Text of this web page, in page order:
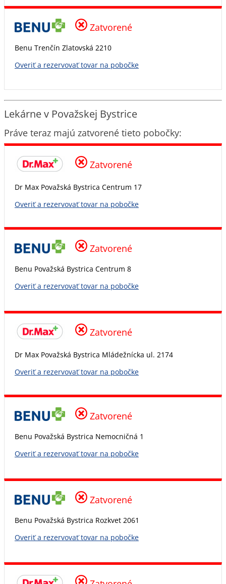
Zatvorené
Benu Trenčín Zlatovská 2210
Overiť a rezervovať tovar na pobočke
Lekárne v Považskej Bystrice
Práve teraz majú zatvorené tieto pobočky:
Zatvorené
Dr Max Považská Bystrica Centrum 17
Overiť a rezervovať tovar na pobočke
Zatvorené
Benu Považská Bystrica Centrum 8
Overiť a rezervovať tovar na pobočke
Zatvorené
Dr Max Považská Bystrica Mládežnícka ul. 2174
Overiť a rezervovať tovar na pobočke
Zatvorené
Benu Považská Bystrica Nemocničná 1
Overiť a rezervovať tovar na pobočke
Zatvorené
Benu Považská Bystrica Rozkvet 2061
Overiť a rezervovať tovar na pobočke